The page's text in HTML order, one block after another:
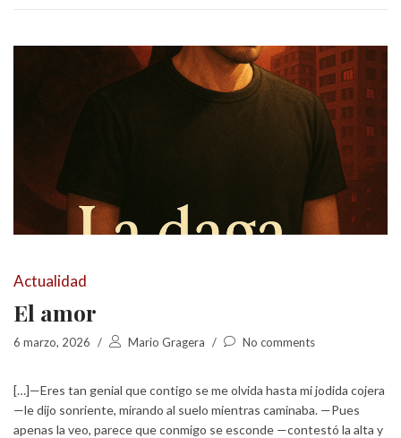
Actualidad
El amor
6 marzo, 2026 / Mario Gragera / No comments
[…]—Eres tan genial que contigo se me olvida hasta mi jodida cojera
—le dijo sonriente, mirando al suelo mientras caminaba. —Pues
apenas la veo, parece que conmigo se esconde —contestó la alta y